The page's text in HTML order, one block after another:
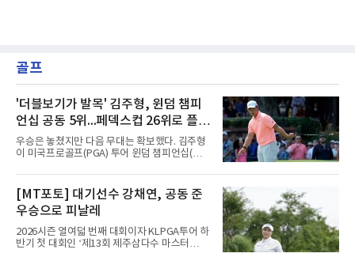
골프
'더블보기가 발목' 김주형, 윈덤 챔피
언십 공동 5위...페덱스컵 26위로 플레
이오프행
우승은 놓쳤지만 다음 무대는 확보했다. 김주형
이 미국프로골프(PGA) 투어 윈덤 챔피언십(총
10일(한국시간) 미국 노스캐롤라이나주 그린즈
버러의 세지필드 컨트리클럽(파70)에서 열린 최
종 4라운드에서 버디 3개를 잡았으나 보기 1개
와 더블보기 1개가 나오며 이븐파 70타에 그쳤
다. 최종 합계 15언더파 265타로 해리 홀(잉글랜
드)과 공동 5위였다. 우승자 마이클 브레넌(미국
·22언더파 258타)과는 7타 차다.기회는 있었다.
[MT포토] 대기선수 강채연, 공동 준
우승으로 피날레
2026시즌 열여덟 번째 대회이자 KLPGA투어 하
반기 첫 대회인 ‘제13회 제주삼다수 마스터